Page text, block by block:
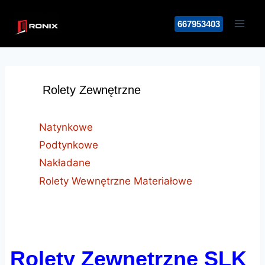
667953403
Rolety Zewnętrzne
Natynkowe
Podtynkowe
Nakładane
Rolety Wewnętrzne Materiałowe
Rolety Zewnętrzne SLK